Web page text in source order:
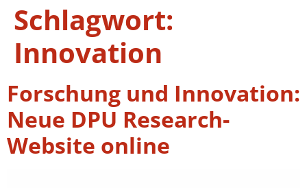
Schlagwort:
Innovation
Forschung und Innovation:
Neue DPU Research-
Website online